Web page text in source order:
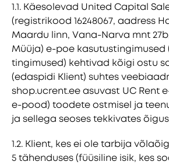
1.1. Käesolevad United Capital
(registrikood 16248067, aadress
Maardu linn, Vana-Narva mnt 27b,
Müüja) e-poe kasutustingimused
tingimused) kehtivad kõigi ostu
(edaspidi Klient) suhtes
shop.ucrent.ee asuvast UC Rent
e-pood) toodete ostmisel ja
ja sellega seoses tekkivates
1.2. Klient, kes ei ole tarbija
5 tähenduses (füüsiline isik, kes